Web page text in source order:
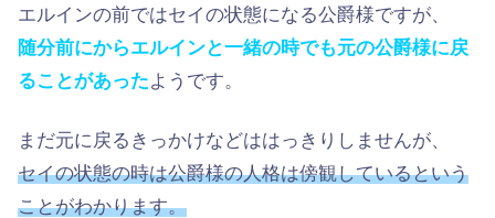
エルインの前ではセイの状態になる公爵様ですが、
随分前にからエルインと一緒の時でも元の公爵様に戻
ることがあったようです。
まだ元に戻るきっかけなどははっきりしませんが、
セイの状態の時は公爵様の人格は傍観しているという
ことがわかります。